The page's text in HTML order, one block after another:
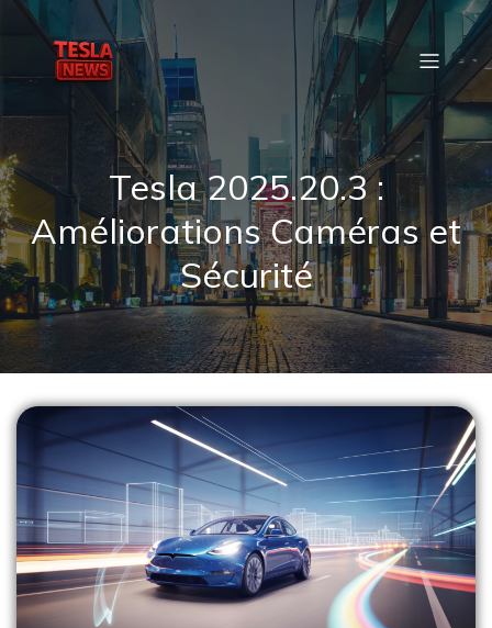
Tesla 2025.20.3 :
Améliorations Caméras et
Sécurité